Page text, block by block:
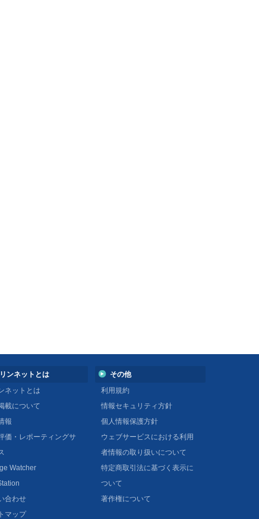
ンネットとは
ネットとは
載について
報
価・レポーティングサ
Watcher
合わせ
マップ
その他
利用規約
情報セキュリティ方針
個人情報保護方針
ウェブサービスにおける利用
者情報の取り扱いについて
特定商取引法に基づく表示に
ついて
著作権について